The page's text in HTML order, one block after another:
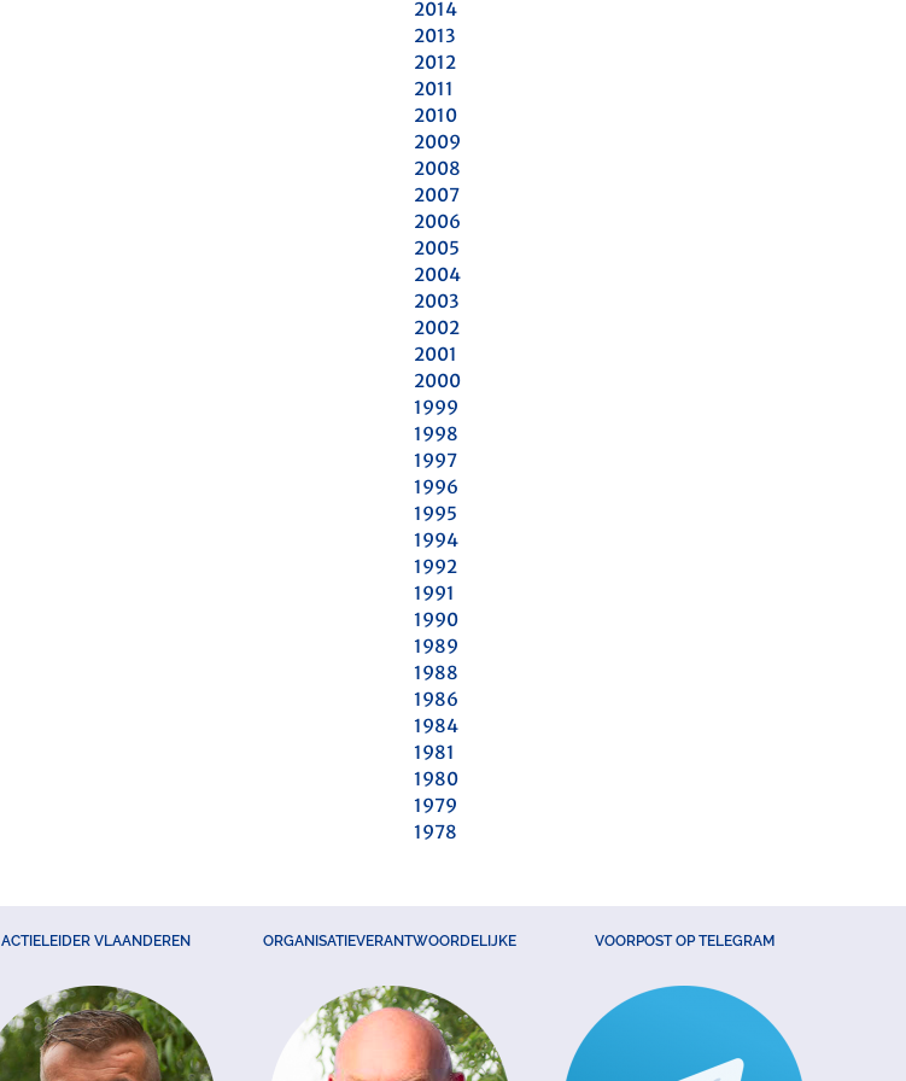
2014
2013
2012
2011
2010
2009
2008
2007
2006
2005
2004
2003
2002
2001
2000
1999
1998
1997
1996
1995
1994
1992
1991
1990
1989
1988
1986
1984
1981
1980
1979
1978
ACTIELEIDER VLAANDEREN ORGANISATIEVERANTWOORDELIJKE VOORPOST OP TELEGRAM